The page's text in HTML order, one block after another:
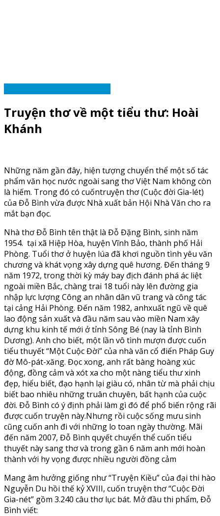
Truyện thơ về một tiểu thư: Hoài
Khánh
Những năm gần đây, hiện tượng chuyển thể một số tác
phẩm văn học nước ngoài sang thơ Việt Nam không còn
là hiếm. Trong đó có cuốntruyện thơ (Cuộc đời Gia-lét)
của Đỗ Bình vừa được Nhà xuất bản Hội Nhà Văn cho ra
mắt bạn đọc.
Nhà thơ Đỗ Bình tên thật là Đỗ Đặng Bình, sinh năm
1954. tại xã Hiệp Hòa, huyện Vĩnh Bảo, thành phố Hải
Phòng. Tuổi thơ ở huyện lúa đã khơi nguồn tình yêu văn
chương và khát vọng xây dựng quê hương. Đến tháng 9
năm 1972, trong thời kỳ máy bay địch đánh phá ác liệt
ngoài miền Bắc, chàng trai 18 tuổi này lên đường gia
nhập lực lượng Công an nhân dân vũ trang và công tác
tại cảng Hải Phòng. Đến năm 1982, anhxuất ngũ về quê
lao động sản xuất và đầu năm sau vào miền Nam xây
dựng khu kinh tế mới ở tỉnh Sông Bé (nay là tỉnh Bình
Dương). Anh cho biết, một lần vô tình mượn được cuốn
tiểu thuyết “Một Cuộc Đời” của nhà văn cổ điển Pháp Guy
đờ Mô-pát-xăng. Đọc xong, anh rất bàng hoàng xúc
động, đồng cảm và xót xa cho một nàng tiểu thư xinh
đẹp, hiểu biết, đạo hạnh lại giàu có, nhân từ mà phải chịu
biết bao nhiêu những truân chuyên, bất hạnh của cuộc
đời. Đỗ Bình có ý định phải làm gì đó để phổ biến rộng rãi
được cuốn truyện này.Nhưng rồi cuộc sống mưu sinh
cũng cuốn anh đi với những lo toan ngày thường. Mãi
đến năm 2007, Đỗ Bình quyết chuyển thể cuốn tiểu
thuyết này sang thơ và trong gần 6 năm anh mới hoàn
thành với hy vọng được nhiều người đồng cảm
Mang âm hưởng giống như “Truyện Kiều” của đại thi hào
Nguyễn Du hồi thế kỷ XVIII, cuốn truyện thơ “Cuộc Đời
Gia-nét” gồm 3.240 câu thơ lục bát. Mở đầu thi phẩm, Đỗ
Bình viết: